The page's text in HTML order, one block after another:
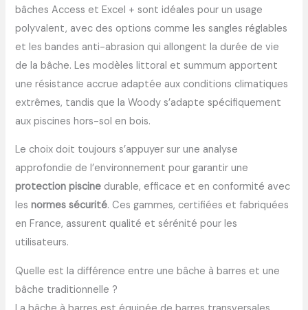
bâches Access et Excel + sont idéales pour un usage
polyvalent, avec des options comme les sangles réglables
et les bandes anti-abrasion qui allongent la durée de vie
de la bâche. Les modèles littoral et summum apportent
une résistance accrue adaptée aux conditions climatiques
extrêmes, tandis que la Woody s’adapte spécifiquement
aux piscines hors-sol en bois.
Le choix doit toujours s’appuyer sur une analyse
approfondie de l’environnement pour garantir une
protection piscine durable, efficace et en conformité avec
lesnormes sécurité. Ces gammes, certifiées et fabriquées
en France, assurent qualité et sérénité pour les
utilisateurs.
Quelle est la différence entre une bâche à barres et une
bâche traditionnelle ?